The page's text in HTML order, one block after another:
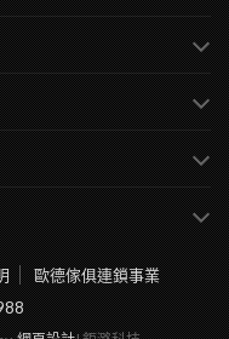
歐德傢俱連鎖事業